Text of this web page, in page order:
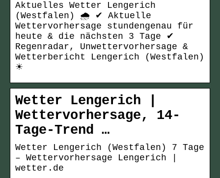
Aktuelles Wetter Lengerich
(Westfalen) 🌧️ ✔ Aktuelle
Wettervorhersage stundengenau für
heute & die nächsten 3 Tage ✔
Regenradar, Unwettervorhersage &
Wetterbericht Lengerich (Westfalen)
☀
Wetter Lengerich |
Wettervorhersage, 14-
Tage-Trend …
Wetter Lengerich (Westfalen) 7 Tage
– Wettervorhersage Lengerich |
wetter.de